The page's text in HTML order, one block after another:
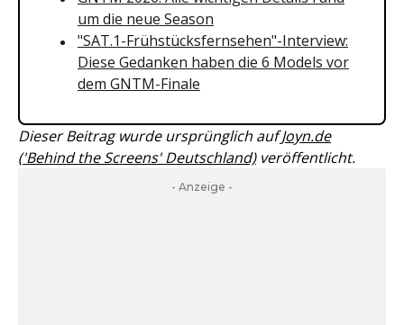
um die neue Season
"SAT.1-Frühstücksfernsehen"-Interview:
Diese Gedanken haben die 6 Models vor
dem GNTM-Finale
Dieser Beitrag wurde ursprünglich aufJoyn.de
('Behind the Screens' Deutschland)veröffentlicht.
- Anzeige -